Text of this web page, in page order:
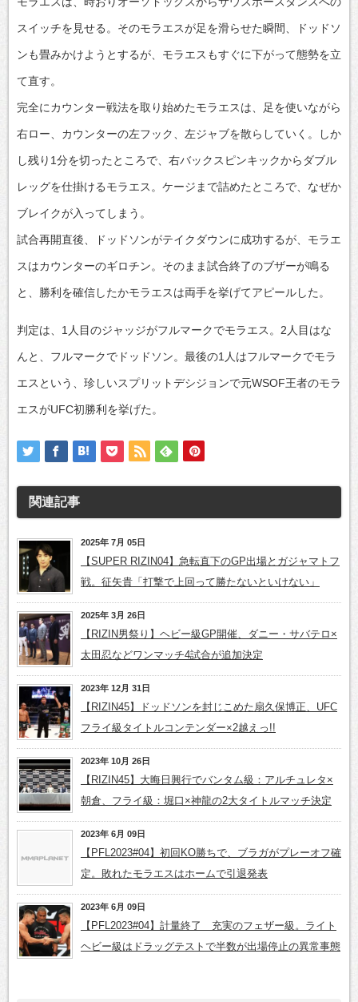
スイッチを見せる。そのモラエスが足を滑らせた瞬間、ドッドソ
ンも畳みかけようとするが、モラエスもすぐに下がって態勢を立
て直す。
完全にカウンター戦法を取り始めたモラエスは、足を使いながら
右ロー、カウンターの左フック、左ジャブを散らしていく。しか
し残り1分を切ったところで、右バックスピンキックからダブル
レッグを仕掛けるモラエス。ケージまで詰めたところで、なぜか
ブレイクが入ってしまう。
試合再開直後、ドッドソンがテイクダウンに成功するが、モラエ
スはカウンターのギロチン。そのまま試合終了のブザーが鳴る
と、勝利を確信したかモラエスは両手を挙げてアピールした。
判定は、1人目のジャッジがフルマークでモラエス。2人目はな
んと、フルマークでドッドソン。最後の1人はフルマークでモラ
エスという、珍しいスプリットデシジョンで元WSOF王者のモラ
エスがUFC初勝利を挙げた。
関連記事
2025年 7月 05日
【SUPER RIZIN04】急転直下のGP出場とガジャマトフ
戦。征矢貴「打撃で上回って勝たないといけない」
2025年 3月 26日
【RIZIN男祭り】ヘビー級GP開催、ダニー・サバテロ×
太田忍などワンマッチ4試合が追加決定
2023年 12月 31日
【RIZIN45】ドッドソンを封じこめた扇久保博正、UFC
フライ級タイトルコンテンダー×2越えっ!!
2023年 10月 26日
【RIZIN45】大晦日興行でバンタム級：アルチュレタ×
朝倉、フライ級：堀口×神龍の2大タイトルマッチ決定
2023年 6月 09日
【PFL2023#04】初回KO勝ちで、ブラガがプレーオフ確
定。敗れたモラエスはホームで引退発表
2023年 6月 09日
【PFL2023#04】計量終了 充実のフェザー級。ライト
ヘビー級はドラッグテストで半数が出場停止の異常事態